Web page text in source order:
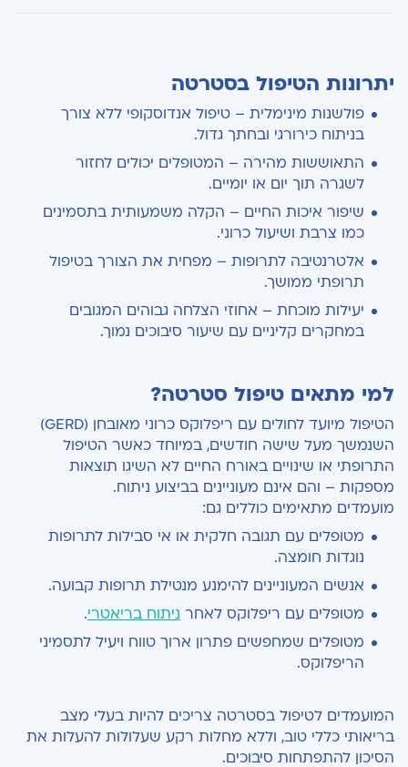
יתרונות הטיפול בסטרטה
פולשנות מינימלית – טיפול אנדוסקופי ללא צורך
בניתוח כירורגי ובחתך גדול.
התאוששות מהירה – המטופלים יכולים לחזור
לשגרה תוך יום או יומיים.
שיפור איכות החיים – הקלה משמעותית בתסמינים
כמו צרבת ושיעול כרוני.
אלטרנטיבה לתרופות – מפחית את הצורך בטיפול
תרופתי ממושך.
יעילות מוכחת – אחוזי הצלחה גבוהים המגובים
במחקרים קליניים עם שיעור סיבוכים נמוך.
למי מתאים טיפול סטרטה?
הטיפול מיועד לחולים עם ריפלוקס כרוני מאובחן (GERD)
השנמשך מעל שישה חודשים, במיוחד כאשר הטיפול
התרופתי או שינויים באורח החיים לא השיגו תוצאות
מספקות – והם אינם מעוניינים בביצוע ניתוח.
מועמדים מתאימים כוללים גם:
מטופלים עם תגובה חלקית או אי סבילות לתרופות
נוגדות חומצה.
אנשים המעוניינים להימנע מנטילת תרופות קבועה.
מטופלים עם ריפלוקס לאחר ניתוח בריאטרי.
מטופלים שמחפשים פתרון ארוך טווח ויעיל לתסמיני
הריפלוקס.
המועמדים לטיפול בסטרטה צריכים להיות בעלי מצב
בריאותי כללי טוב, וללא מחלות רקע שעלולות להעלות את
הסיכון להתפתחות סיבוכים.